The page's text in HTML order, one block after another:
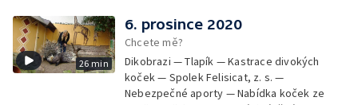
26 min
6. prosince 2020
Chcete mě?
Dikobrazi — Tlapík — Kastrace divokých
koček — Spolek Felisicat, z. s. —
Nebezpečné aporty — Nabídka koček ze